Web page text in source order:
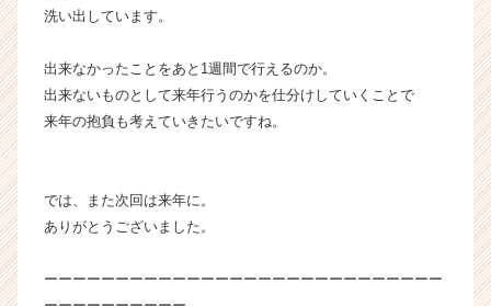
く
就
活
サ
チ
ア
洗い出しています。
出来なかったことをあと1週間で行えるのか。
出来ないものとして来年行うのかを仕分けしていくことで
来年の抱負も考えていきたいですね。
では、また次回は来年に。
ありがとうございました。
ーーーーーーーーーーーーーーーーーーーーーーーーーーーー